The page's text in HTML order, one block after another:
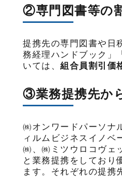
②専門図書等の
提携先の専門図書や日
務経理ハンドブック」
いては、 組合員割引価
③業務提携先か
㈱オンワードパーソナ
ィルムビジネスイノベ
㈱、㈱ミツウロコヴェ
と業務提携をしており
ます。それぞれの提携